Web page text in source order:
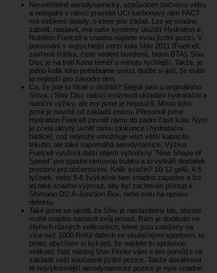
Neuvěřitelně aerodynamický, uzpůsoben bočnímu větru
a nelegální v rámci pravidel UCI karbonový rám FACT
má veškeré detaily, o které jste žádali. Lze jej snadno
zabalit, nastavit, má naše systémy úložišť Hydration a
Nutrition Fuelcell a snadno najdete svou jízdní pozici. V
porovnání s nejrychlejší verzí kola Shiv 2011 (Fuelcell,
zavřená řídítka, čisté vedení bovdenů, bidon BTA), Shiv
Disc je na trati Kona téměř o minutu rychlejší. Takže, je
jedno kolik toho potřebujete uvézt, buďte si jisti, že máte
to nejlepší pro závodní den.
Co, že jste to říkali o úložišti? Stejně jako u originálního
Shiva, i Shiv Disc nabízí možnosti ukládání hydratační a
nutriční výživy, ale my jsme je nepoužili. Místo toho
jsme je navrhli od základů znovu. Přesunuli jsme
Hydration Fuelcell zevnitř rámu do zadní části kola. Nyní
je zcela ukrytý uvnitř rámu (dokonce i hydratační
hadice), což nejenže umožňuje vézt větší kapacitu
tekutin, ale také napomáhá aerodynamice. Výživa
Fuelcell využívá další objem vytvořený "New Shape of
Speed" pro spodní rámovou trubku a to vytváří dostatek
prostoru pro občerstvení. Kolik svačin? 10-12 gelů, 4-5
tyčinek, nebo 5-6 žvýkaček tam snadno zapadne a lze
jej také snadno vyjmout, aby byl zachován přístup k
Shimano Di2 A-Junction Box, nebo setu na opravu
defektu.
Také jsme se ujistili, že Shiv je nastavitelný tak, abyste
mohli snadno nastavit svůj posed. Rám je dodáván ve
čtyřech různých velikostech, které jsou založeny na
více než 1000 Retül datech se skutečnými sportovci, to
proto, abychom si byli jisti, že najdete tu správnou
velikost. Náš nástroj Shiv Finder vám s tím pomůže na
základě vaší současné jízdní pozice. Takže dosáhnout
té nejvýkonnější aerodynamické pozice je nyní snadné.